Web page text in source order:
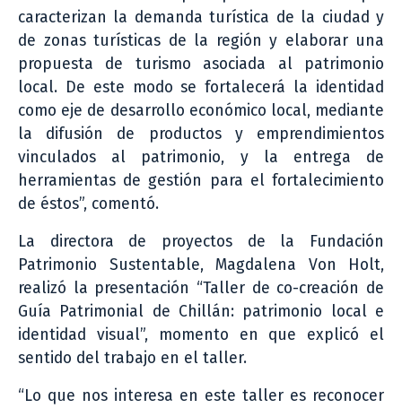
caracterizan la demanda turística de la ciudad y
de zonas turísticas de la región y elaborar una
propuesta de turismo asociada al patrimonio
local. De este modo se fortalecerá la identidad
como eje de desarrollo económico local, mediante
la difusión de productos y emprendimientos
vinculados al patrimonio, y la entrega de
herramientas de gestión para el fortalecimiento
de éstos”, comentó.
La directora de proyectos de la Fundación
Patrimonio Sustentable, Magdalena Von Holt,
realizó la presentación “Taller de co-creación de
Guía Patrimonial de Chillán: patrimonio local e
identidad visual”, momento en que explicó el
sentido del trabajo en el taller.
“Lo que nos interesa en este taller es reconocer